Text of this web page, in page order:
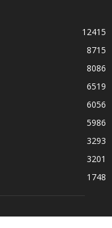
12415
8715
8086
6519
6056
5986
3293
3201
1748